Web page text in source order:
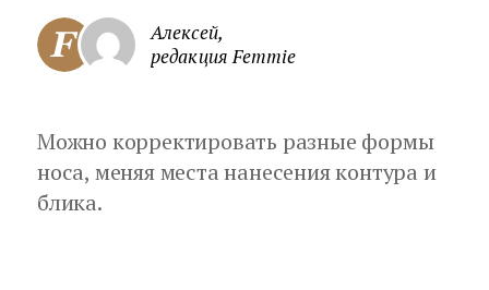
Алексей,
редакция Femmie
Можно корректировать разные формы
носа, меняя места нанесения контура и
блика.